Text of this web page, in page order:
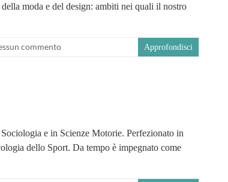
moda e del design: ambiti nei quali il nostro
commento Approfondisci
e in Scienze Motorie. Perfezionato in
dello Sport. Da tempo è impegnato come